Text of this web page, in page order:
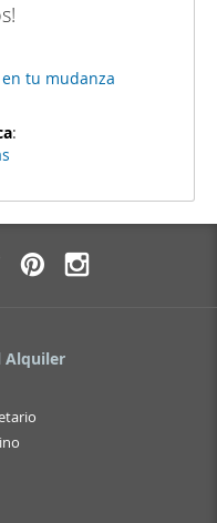
tu mudanza
:
Alquiler